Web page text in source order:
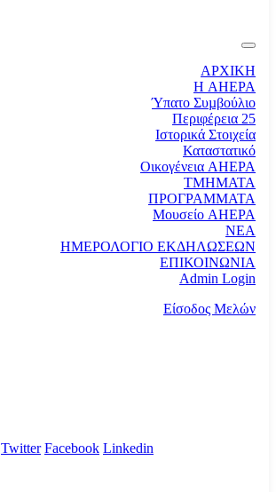
ΑΡΧΙΚΗ
Η AHEPA
Ύπατο Συµβούλιο
Περιφέρεια 25
Ιστορικά Στοιχεία
Καταστατικό
Οικογένεια AHEPA
ΤΜΗΜΑΤΑ
ΠΡΟΓΡΑΜΜΑΤΑ
Μουσείο AHEPA
ΝΕΑ
ΗΜΕΡΟΛΟΓΙΟ ΕΚΔΗΛΩΣΕΩΝ
ΕΠΙΚΟΙΝΩΝΙΑ
Admin Login
Είσοδος Μελών
Twitter Facebook Linkedin